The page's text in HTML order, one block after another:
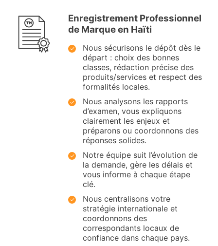
Enregistrement Professionnel
de Marque en Haïti
Nous sécurisons le dépôt dès le
départ : choix des bonnes
classes, rédaction précise des
produits/services et respect des
formalités locales.
Nous analysons les rapports
d’examen, vous expliquons
clairement les enjeux et
préparons ou coordonnons des
réponses solides.
Notre équipe suit l’évolution de
la demande, gère les délais et
vous informe à chaque étape
clé.
Nous centralisons votre
stratégie internationale et
coordonnons des
correspondants locaux de
confiance dans chaque pays.